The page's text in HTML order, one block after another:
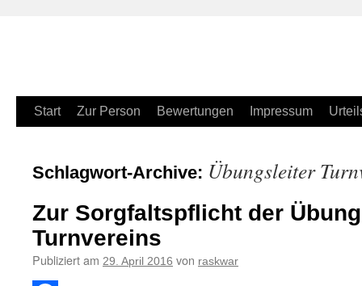
Zum
springen
Start Zur Person Bewertungen Impressum
Schlagwort-Archive: Übungsleiter
Zur Sorgfaltspflicht der
Turnvereins
Publiziert am 29. April 2016 von raskwar